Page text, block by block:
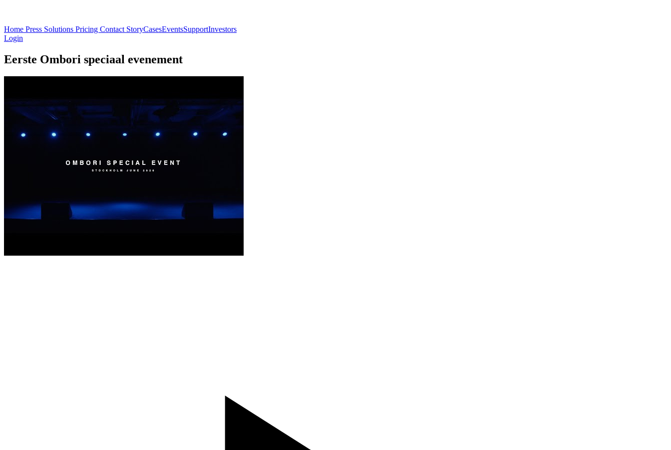
Home Press Solutions Pricing Contact StoryCasesEventsSupportInvestors
Login
Eerste Ombori speciaal evenement